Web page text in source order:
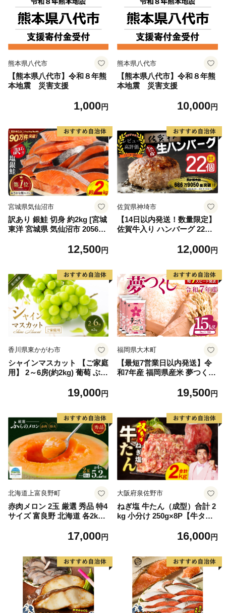
熊本県八代市
【熊本県八代市】令和８年熊
本地震 災害支援
1,000円
熊本県八代市
【熊本県八代市】令和８年熊
本地震 災害支援
10,000円
宮城県気仙沼市
訳あり 銀鮭 切身 約2kg [宮城
東洋 宮城県 気仙沼市 205649
格外 不揃い さけ サケ 鮭切身
切り身 魚 わけあり
12,500円
佐賀県神埼市
【14日以内発送！数量限定】
佐賀牛入り ハンバーグ 22個
毛和牛 ブランド牛 九州 ハン
(H083106)
12,000円
香川県東かがわ市
シャインマスカット 【ご家庭
用】 2～6房(約2kg) 葡萄 ぶど
もの 果実 旬の果物 旬のフル
19,000円
福岡県大木町
【最短7営業日以内発送】令
和7年産 福岡県産米 夢つくし
19,500円
北海道上富良野町
赤肉メロン 2玉 厳選 秀品 特4
サイズ 富良野 北海道 各2kg
富良野 メロン めろん 果物 く
17,000円
大阪府泉佐野市
ねぎ塩 牛たん（成型）合計 2
kg 小分け 250g×8P【牛タン
16,000円